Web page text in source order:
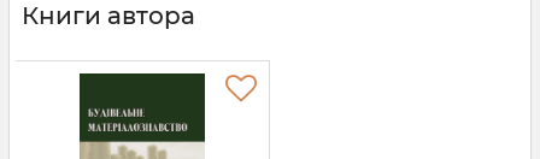
Книги автора